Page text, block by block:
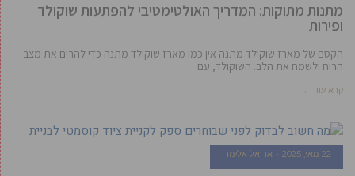
מתנות מתוקות: המדריך האולטימטיבי להפתעות שוקולד
ופירות
הקסם של מארז שוקולד מתנה אין כמו מארז שוקולד מתנה כדי להרים את מצב
הרוח ולשמח את הלב. השוקולד, עם
קרא עוד ←
22 מאי, 2025 אריאל אלעזרי